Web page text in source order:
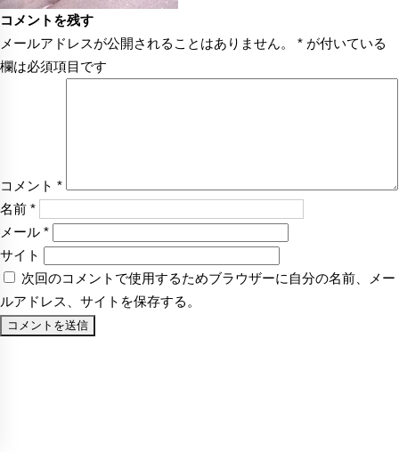
コメントを残す
メールアドレスが公開されることはありません。
* が付いている
欄は必須項目です
コメント *
名前 *
メール *
サイト
次回のコメントで使用するためブラウザーに自分の名前、メー
ルアドレス、サイトを保存する。